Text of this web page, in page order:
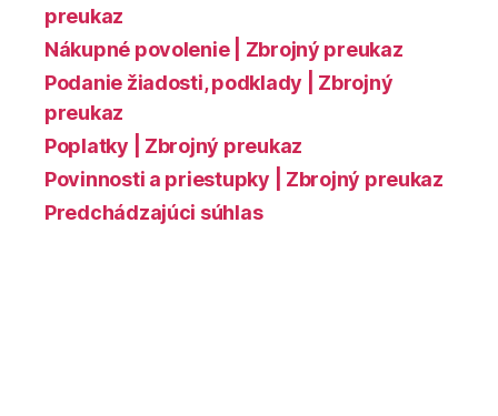
preukaz
Nákupné povolenie | Zbrojný preukaz
Podanie žiadosti, podklady | Zbrojný
preukaz
Poplatky | Zbrojný preukaz
Povinnosti a priestupky | Zbrojný preukaz
Predchádzajúci súhlas